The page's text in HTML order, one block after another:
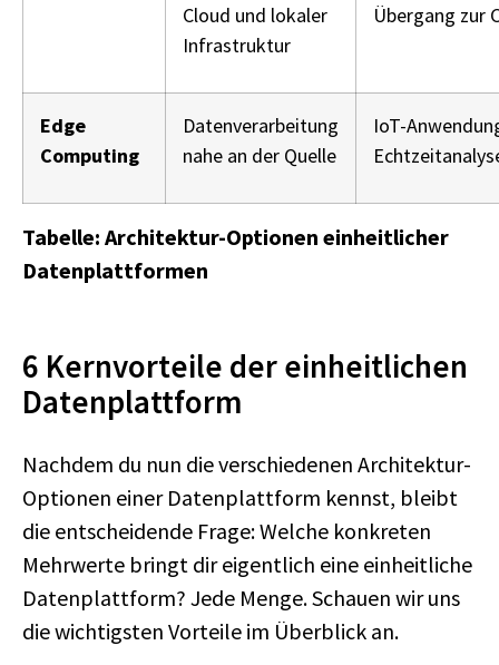
Cloud und lokaler
Infrastruktur
Übergang zur
Edge
Computing
Datenverarbeitung
nahe an der Quelle
IoT-
Tabelle: Architektur-Optionen einheitlicher
Datenplattformen
6 Kernvorteile der einheitlichen
Datenplattform
Nachdem du nun die verschiedenen Architektur-
Optionen einer Datenplattform kennst, bleibt
die entscheidende Frage: Welche konkreten
Mehrwerte bringt dir eigentlich eine einheitliche
Datenplattform? Jede Menge. Schauen wir uns
die wichtigsten Vorteile im Überblick an.